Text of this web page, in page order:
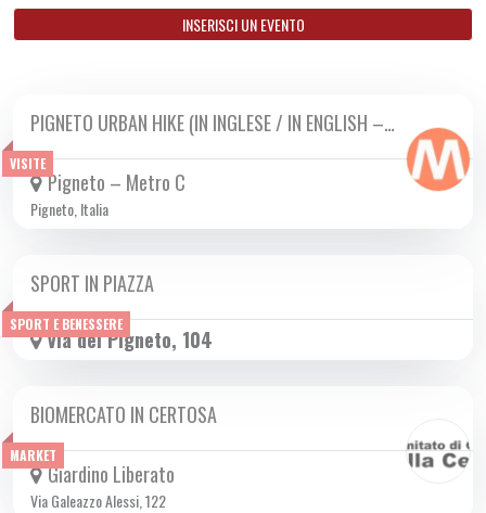
INSERISCI UN EVENTO
VISITE
DA LUN 02/09 A SAB 23/11 2024
PIGNETO URBAN HIKE (IN INGLESE / IN ENGLISH –…
Pigneto – Metro C
Pigneto, Italia
SPORT E BENESSERE
SAB 09/11 2024
SPORT IN PIAZZA
Via del Pigneto, 104
MARKET
DA SAB 21/09 A SAB 28/12 2024
BIOMERCATO IN CERTOSA
Giardino Liberato
Via Galeazzo Alessi, 122